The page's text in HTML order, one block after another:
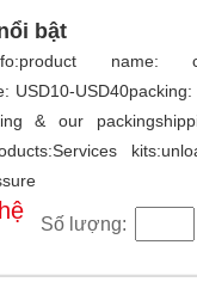
bật
name:
USD10-
& our
Số lượng: